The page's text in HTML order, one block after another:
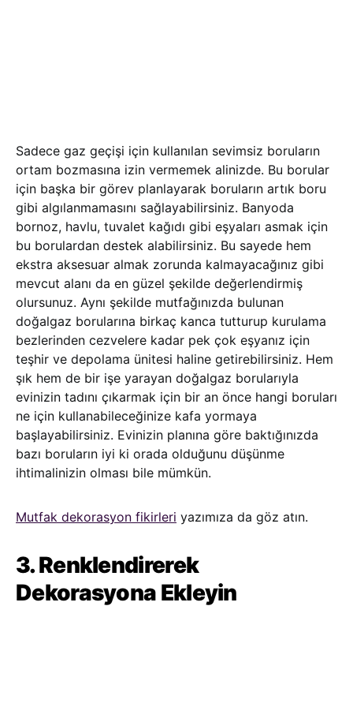
Sadece gaz geçişi için kullanılan sevimsiz boruların
ortam bozmasına izin vermemek alinizde. Bu borular
için başka bir görev planlayarak boruların artık boru
gibi algılanmamasını sağlayabilirsiniz. Banyoda
bornoz, havlu, tuvalet kağıdı gibi eşyaları asmak için
bu borulardan destek alabilirsiniz. Bu sayede hem
ekstra aksesuar almak zorunda kalmayacağınız gibi
mevcut alanı da en güzel şekilde değerlendirmiş
olursunuz. Aynı şekilde mutfağınızda bulunan
doğalgaz borularına birkaç kanca tutturup kurulama
bezlerinden cezvelere kadar pek çok eşyanız için
teşhir ve depolama ünitesi haline getirebilirsiniz. Hem
şık hem de bir işe yarayan doğalgaz borularıyla
evinizin tadını çıkarmak için bir an önce hangi boruları
ne için kullanabileceğinize kafa yormaya
başlayabilirsiniz. Evinizin planına göre baktığınızda
bazı boruların iyi ki orada olduğunu düşünme
ihtimalinizin olması bile mümkün.
Mutfak dekorasyon fikirleri yazımıza da göz atın.
3. Renklendirerek
Dekorasyona Ekleyin